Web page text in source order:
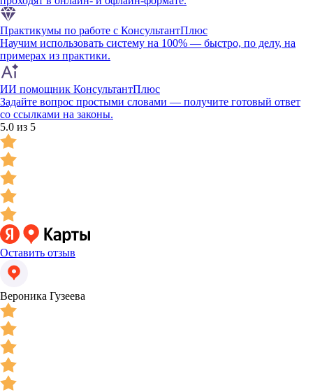
Практикумы по работе с КонсультантПлюс
Научим использовать систему на 100% — быстро, по делу, на
примерах из практики.
ИИ помощник КонсультантПлюс
Задайте вопрос простыми словами — получите готовый ответ
со ссылками на законы.
5.0 из 5
Оставить отзыв
Вероника Гузеева